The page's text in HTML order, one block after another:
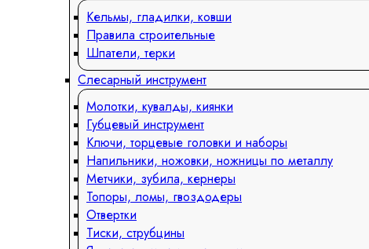
Кельмы, гладилки, ковши
Правила строительные
Шпатели, терки
Слесарный инструмент
Молотки, кувалды, киянки
Губцевый инструмент
Ключи, торцевые головки и наборы
Напильники, ножовки, ножницы по металлу
Метчики, зубила, кернеры
Топоры, ломы, гвоздодеры
Отвертки
Тиски, струбцины